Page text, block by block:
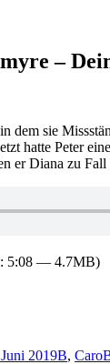
–
dem sie
hatte Peter
er Diana zu
5:08 — 4.7MB)
2019B, Caro